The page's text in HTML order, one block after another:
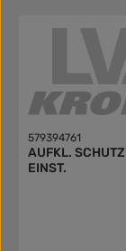
579394761
AUFKL. SCHUTZHOEHE
EINST.